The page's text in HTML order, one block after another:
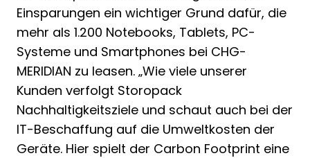
Einsparungen ein wichtiger Grund dafür, die
mehr als 1.200 Notebooks, Tablets, PC-
Systeme und Smartphones bei CHG-
MERIDIAN zu leasen. „Wie viele unserer
Kunden verfolgt Storopack
Nachhaltigkeitsziele und schaut auch bei der
IT-Beschaffung auf die Umweltkosten der
Geräte. Hier spielt der Carbon Footprint eine